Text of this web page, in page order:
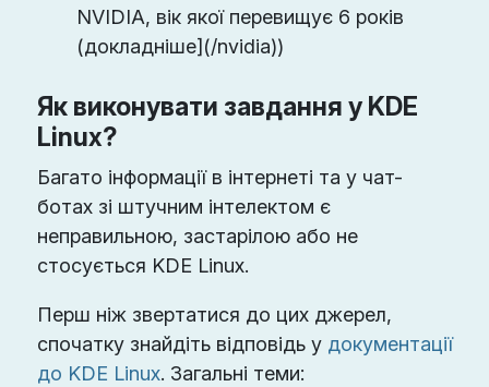
NVIDIA, вік якої перевищує 6 років
(докладніше](/nvidia))
Як виконувати завдання у KDE
Linux?
Багато інформації в інтернеті та у чат-
ботах зі штучним інтелектом є
неправильною, застарілою або не
стосується KDE Linux.
Перш ніж звертатися до цих джерел,
спочатку знайдіть відповідь у документації
до KDE Linux. Загальні теми: